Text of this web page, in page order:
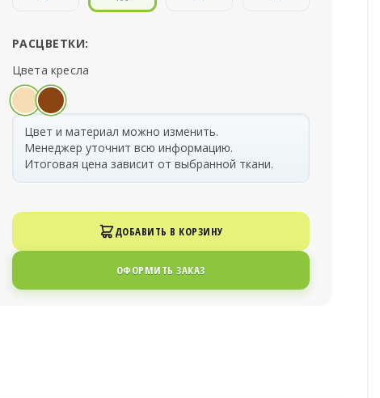
РАСЦВЕТКИ:
Цвета кресла
Цвет и материал можно изменить.
Менеджер уточнит всю информацию.
Итоговая цена зависит от выбранной ткани.
ДОБАВИТЬ В КОРЗИНУ
ОФОРМИТЬ ЗАКАЗ